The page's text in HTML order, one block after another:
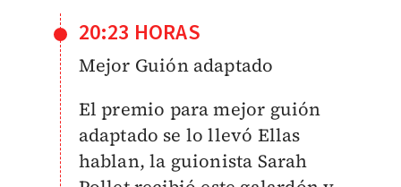
20:23 HORAS
Mejor Guión adaptado
El premio para mejor guión
adaptado se lo llevó Ellas
hablan, la guionista Sarah